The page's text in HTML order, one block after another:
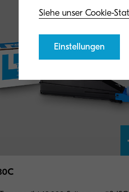
Siehe unser Cookie-
Einstellungen